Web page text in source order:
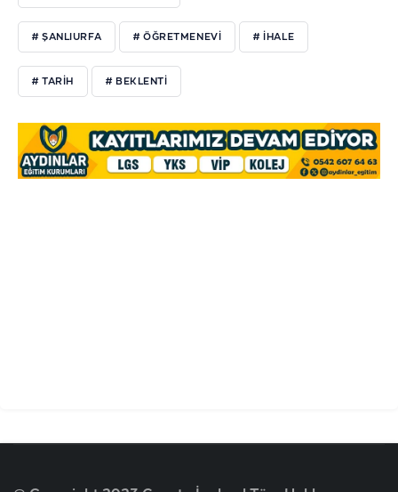
# ŞANLIURFA # ÖĞRETMENEVİ # İHALE
# TARİH # BEKLENTİ